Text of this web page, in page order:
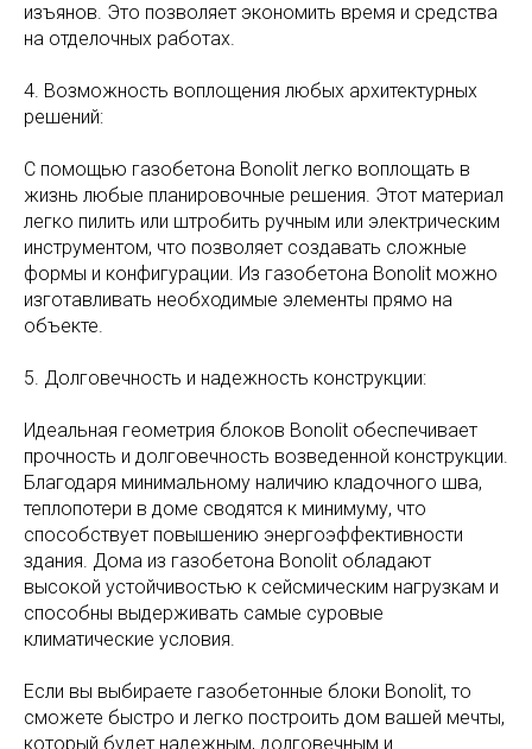
изъянов. Это позволяет экономить время и средства
на отделочных работах.
4. Возможность воплощения любых архитектурных
решений:
С помощью газобетона Bonolit легко воплощать в
жизнь любые планировочные решения. Этот материал
легко пилить или штробить ручным или электрическим
инструментом, что позволяет создавать сложные
формы и конфигурации. Из газобетона Bonolit можно
изготавливать необходимые элементы прямо на
объекте.
5. Долговечность и надежность конструкции:
Идеальная геометрия блоков Bonolit обеспечивает
прочность и долговечность возведенной конструкции.
Благодаря минимальному наличию кладочного шва,
теплопотери в доме сводятся к минимуму, что
способствует повышению энергоэффективности
здания. Дома из газобетона Bonolit обладают
высокой устойчивостью к сейсмическим нагрузкам и
способны выдерживать самые суровые
климатические условия.
Если вы выбираете газобетонные блоки Bonolit, то
сможете быстро и легко построить дом вашей мечты,
который будет надежным, долговечным и